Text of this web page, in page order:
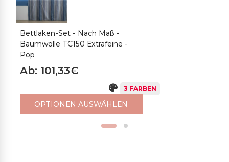
Bettlaken-Set - Nach Maß -
Baumwolle TC150 Extrafeine -
Pop
Ab: 101,33€
3 FARBEN
OPTIONEN AUSWÄHLEN